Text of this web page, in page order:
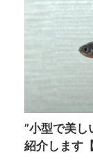
”小型で美し
紹介します